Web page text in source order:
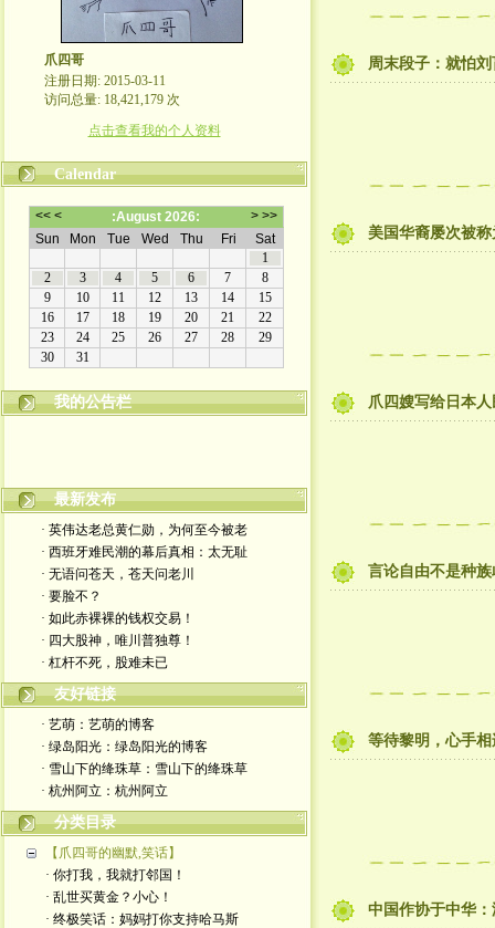
爪四哥
注册日期: 2015-03-11
访问总量: 18,421,179 次
点击查看我的个人资料
Calendar
我的公告栏
嬉笑怒骂皆文章，酸甜苦辣铸人生
最新发布
· 英伟达老总黄仁勋，为何至今被老
· 西班牙难民潮的幕后真相：太无耻
· 无语问苍天，苍天问老川
· 要脸不？
· 如此赤裸裸的钱权交易！
· 四大股神，唯川普独尊！
· 杠杆不死，股难未已
友好链接
· 艺萌：艺萌的博客
· 绿岛阳光：绿岛阳光的博客
· 雪山下的绛珠草：雪山下的绛珠草
· 杭州阿立：杭州阿立
分类目录
【爪四哥的幽默,笑话】
· 你打我，我就打邻国！
· 乱世买黄金？小心！
· 终极笑话：妈妈打你支持哈马斯
周末段子：就怕
美国华裔屡次被
爪四嫂写给日本
言论自由不是种
等待黎明，心手相
中国作协于中华